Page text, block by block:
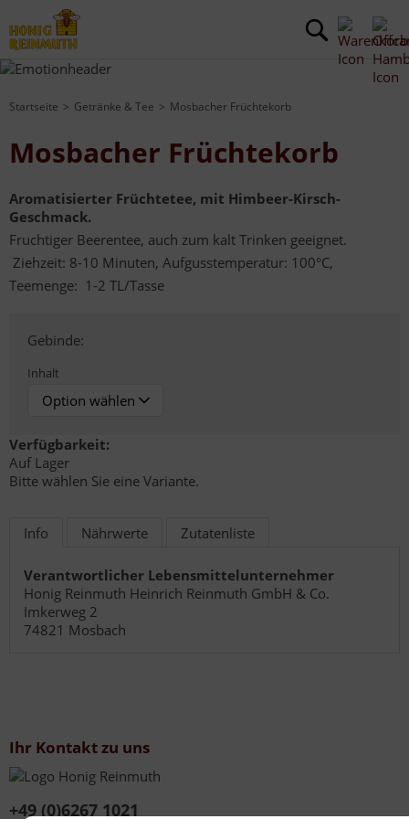
Startseite Getränke & Tee Mosbacher Früchtekorb
Mosbacher Früchtekorb
Aromatisierter Früchtetee, mit Himbeer-Kirsch-
Geschmack.
Fruchtiger Beerentee, auch zum kalt Trinken geeignet.
Ziehzeit: 8-10 Minuten, Aufgusstemperatur: 100°C,
Teemenge: 1-2 TL/Tasse
Gebinde:
Inhalt
Verfügbarkeit:
Auf Lager
Bitte wählen Sie eine Variante.
Info Nährwerte Zutatenliste
Verantwortlicher Lebensmittelunternehmer
Honig Reinmuth Heinrich Reinmuth GmbH & Co.
Imkerweg 2
74821 Mosbach
Ihr Kontakt zu uns
+49 (0)6267 1021